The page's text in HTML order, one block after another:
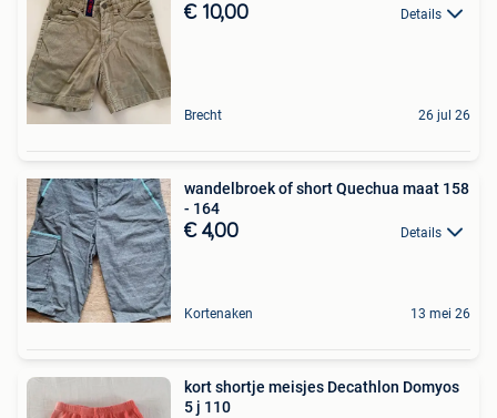
€ 10,00 Details
Brecht 26 jul 26
wandelbroek of short Quechua maat 158
- 164
€ 4,00 Details
Kortenaken 13 mei 26
kort shortje meisjes Decathlon Domyos
5 j 110